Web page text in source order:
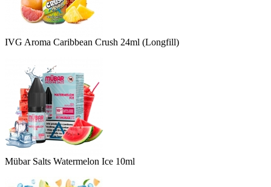
IVG Aroma Caribbean Crush 24ml (Longfill)
Mübar Salts Watermelon Ice 10ml